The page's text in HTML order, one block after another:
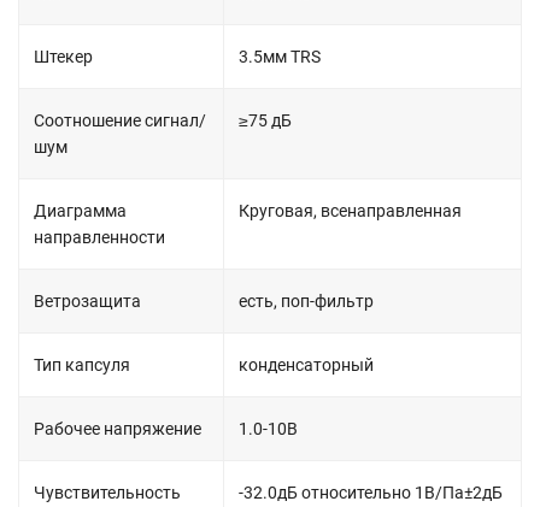
Штекер 3.5мм TRS
Соотношение сигнал/
шум
≥75 дБ
Диаграмма
направленности
Круговая, всенаправленная
Ветрозащита есть, поп-фильтр
Тип капсуля конденсаторный
Рабочее напряжение 1.0-10В
Чувствительность
-32.0дБ относительно 1В/Па±2дБ